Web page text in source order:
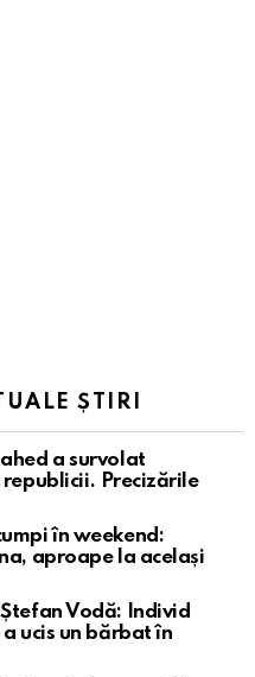
ȘTIRI
a survolat
republicii. Precizările
în weekend:
aproape la același
Vodă: Individ
ucis un bărbat în